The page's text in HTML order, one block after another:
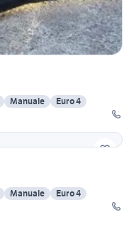
Manuale
Euro 4
Manuale
Euro 4